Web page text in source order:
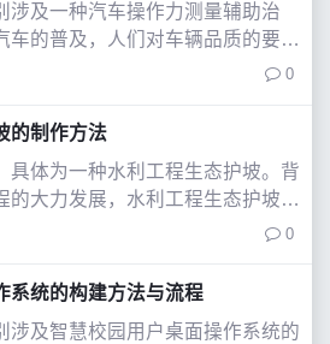
涉及一种汽车操作力测量辅助治
车的普及，人们对车辆品质的要求
直接影响用户的主观感受，操作力
定指标。目前汽车四门两盖(包括
侧门)的操作力测量存在
0
的制作方法
具体为一种水利工程生态护坡。背
的大力发展，水利工程生态护坡结
生态护坡是开挖边坡形成以后，通
与岩、土体的相互作用对边坡表层
既能满足对边坡表层稳
0
系统的构建方法与流程
涉及智慧校园用户桌面操作系统的